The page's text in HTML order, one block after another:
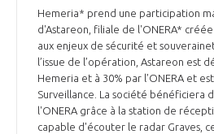
Hemeria* prend une participation
d'Astareon, filiale de l'ONERA*
aux enjeux de sécurité et
l’issue de l’opération, Astareon est
Hemeria et à 30% par l’ONERA et
Surveillance. La société bénéficiera
l'ONERA grâce à la station de
capable d'écouter le radar Graves,